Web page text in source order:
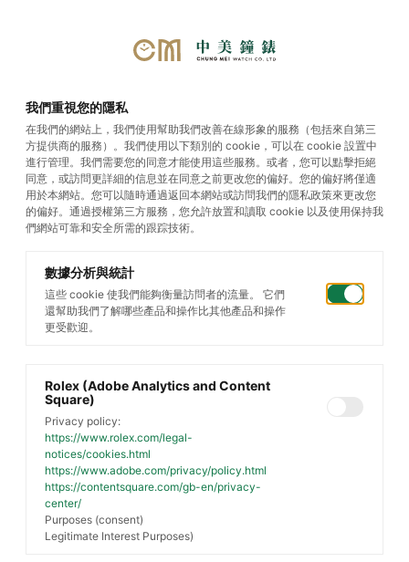
我們重視您的隱私
在我們的網站上，我們使用幫助我們改善在線形象的服務（包括來自第三
方提供商的服務）。我們使用以下類別的 cookie，可以在 cookie 設置中
進行管理。我們需要您的同意才能使用這些服務。或者，您可以點擊拒絕
同意，或訪問更詳細的信息並在同意之前更改您的偏好。您的偏好將僅適
用於本網站。您可以隨時通過返回本網站或訪問我們的隱私政策來更改您
的偏好。通過授權第三方服務，您允許放置和讀取 cookie 以及使用保持我
們網站可靠和安全所需的跟踪技術。
數據分析與統計
這些 cookie 使我們能夠衡量訪問者的流量。 它們
還幫助我們了解哪些產品和操作比其他產品和操作
更受歡迎。
Rolex (Adobe Analytics and Content
Square)
Privacy policy:
https://www.rolex.com/legal-
notices/cookies.html
https://www.adobe.com/privacy/policy.html
https://contentsquare.com/gb-en/privacy-
center/
Purposes (consent)
Legitimate Interest Purposes)